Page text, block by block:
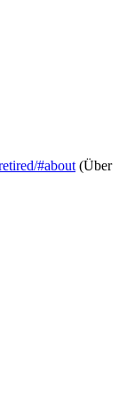
#about (Über